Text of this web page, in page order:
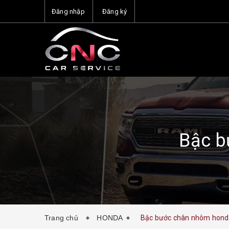
Đăng nhập Đăng ký
Bậc
Trang chủ HONDA Bậc bước chân nhôm